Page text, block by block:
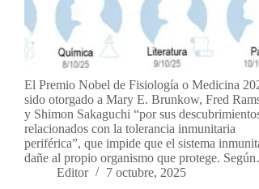
El Premio Nobel de Fisiología o Medicina
sido otorgado a Mary E. Brunkow, Fred
y Shimon Sakaguchi “por sus
relacionados con la tolerancia inmunitaria
periférica”, que impide que el sistema
dañe al propio organismo que protege.
Editor
7 octubre, 2025